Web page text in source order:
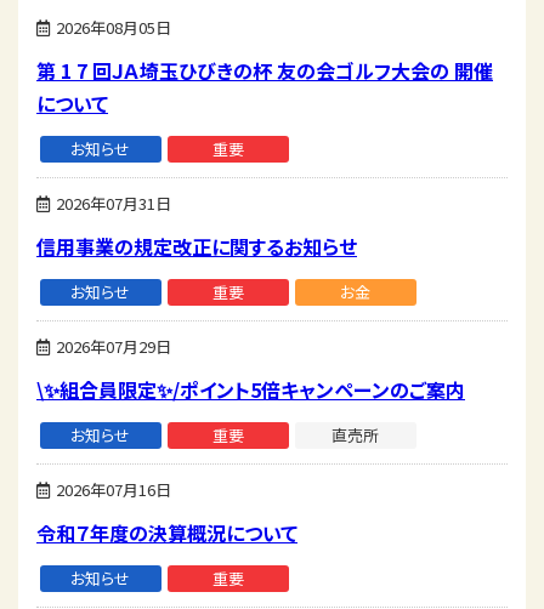
2026年08月05日
第 1 7 回ＪＡ埼玉ひびきの杯 友の会ゴルフ大会の 開催
について
お知らせ 重要
2026年07月31日
信用事業の規定改正に関するお知らせ
お知らせ 重要 お金
2026年07月29日
\✨組合員限定✨/ポイント5倍キャンペーンのご案内
お知らせ 重要 直売所
2026年07月16日
令和７年度の決算概況について
お知らせ 重要